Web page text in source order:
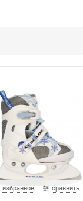
избранное сравнить